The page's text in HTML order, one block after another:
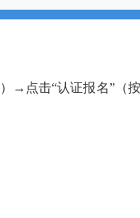
→点击“认证报名”（